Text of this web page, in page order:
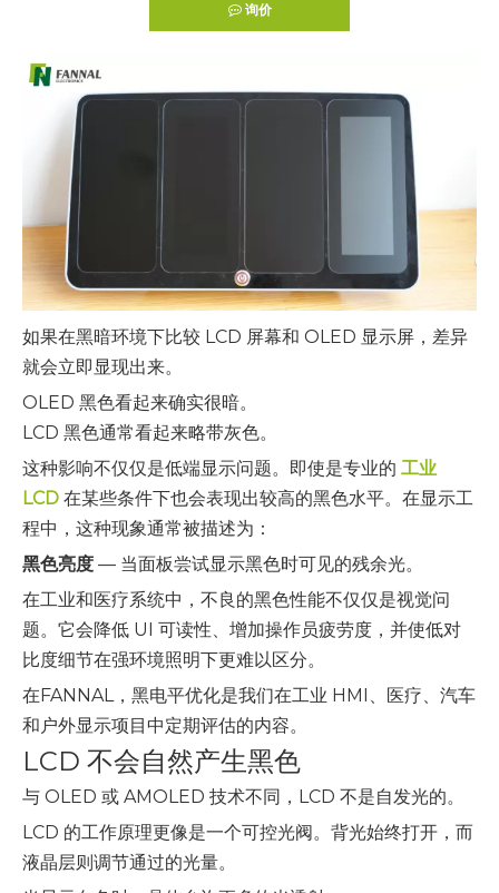
询价
如果在黑暗环境下比较 LCD 屏幕和 OLED 显示屏，差异
就会立即显现出来。
OLED 黑色看起来确实很暗。
LCD 黑色通常看起来略带灰色。
这种影响不仅仅是低端显示问题。即使是专业的 工业
LCD 在某些条件下也会表现出较高的黑色水平。在显示工
程中，这种现象通常被描述为：
黑色亮度 — 当面板尝试显示黑色时可见的残余光。
在工业和医疗系统中，不良的黑色性能不仅仅是视觉问
题。它会降低 UI 可读性、增加操作员疲劳度，并使低对
比度细节在强环境照明下更难以区分。
在FANNAL，黑电平优化是我们在工业 HMI、医疗、汽车
和户外显示项目中定期评估的内容。
LCD 不会自然产生黑色
与 OLED 或 AMOLED 技术不同，LCD 不是自发光的。
LCD 的工作原理更像是一个可控光阀。背光始终打开，而
液晶层则调节通过的光量。